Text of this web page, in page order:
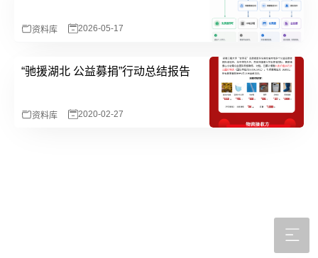
资料库 2026-05-17
“驰援湖北 公益募捐”行动总结报告
资料库 2020-02-27